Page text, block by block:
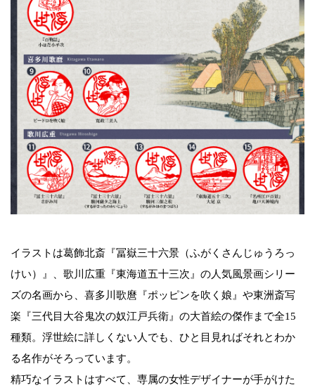
イラストは葛飾北斎『冨嶽三十六景（ふがくさんじゅうろっ
けい）』、歌川広重『東海道五十三次』の人気風景画シリー
ズの名画から、喜多川歌麿『ポッピンを吹く娘』や東洲斎写
楽『三代目大谷鬼次の奴江戸兵衛』の大首絵の傑作まで全15
種類。浮世絵に詳しくない人でも、ひと目見ればそれとわか
る名作がそろっています。
精巧なイラストはすべて、専属の女性デザイナーが手がけた